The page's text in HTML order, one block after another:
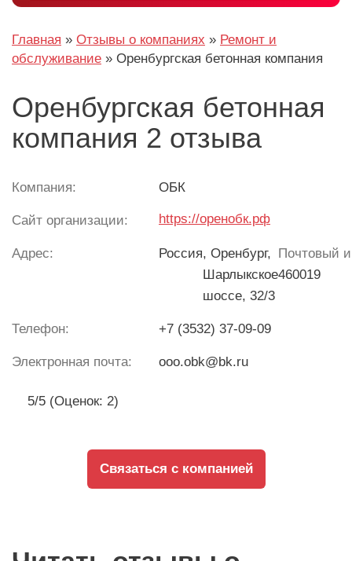
Главная » Отзывы о компаниях » Ремонт и
обслуживание » Оренбургская бетонная компания
Оренбургская бетонная
компания 2 отзыва
Компания: ОБК
Сайт организации: https://оренобк.рф
Адрес: Россия, Оренбург,
Шарлыкское
шоссе, 32/3
Почтовый
460019
Телефон: +7 (3532) 37-09-09
Электронная почта: ooo.obk@bk.ru
5/5 (Оценок: 2)
Связаться с компанией